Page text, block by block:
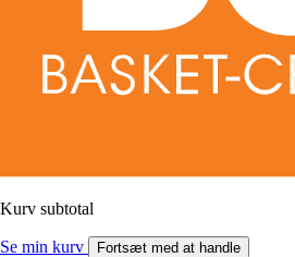
Kurv subtotal
Se min kurv Fortsæt med at handle